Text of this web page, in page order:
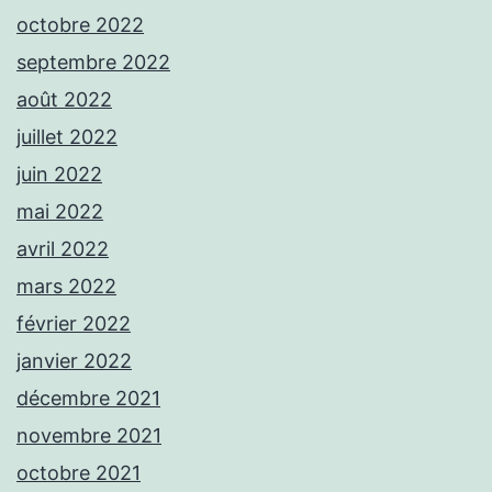
octobre 2022
septembre 2022
août 2022
juillet 2022
juin 2022
mai 2022
avril 2022
mars 2022
février 2022
janvier 2022
décembre 2021
novembre 2021
octobre 2021